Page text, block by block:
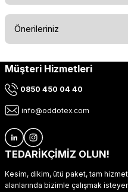
Önerileriniz
Bu ürünün fiyat bilgisi, resim,
kullanarak tarafımıza
Ürün resmi kalitesiz, bozuk
Ürün açıklamasında eksik
Ürün fiyatı diğer sitelerden
Müşteri Hizmetleri
0850 450 04 40
info@oddotex.com
TEDARİKÇİMİZ OLUN!
Kesim, dikim, ütü paket, tam
alanlarında bizimle çalışmak